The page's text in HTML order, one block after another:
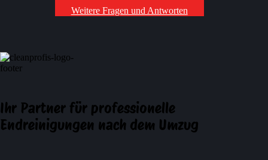
Weitere Fragen und Antworten
Ihr Partner für professionelle
Endreinigungen nach dem Umzug